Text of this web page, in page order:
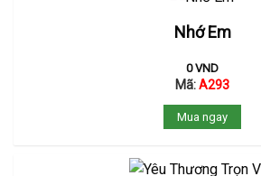
Nhớ Em
0VND
Mã:A293
Mua ngay